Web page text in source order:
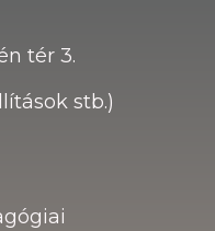
tér 3.
stb.)